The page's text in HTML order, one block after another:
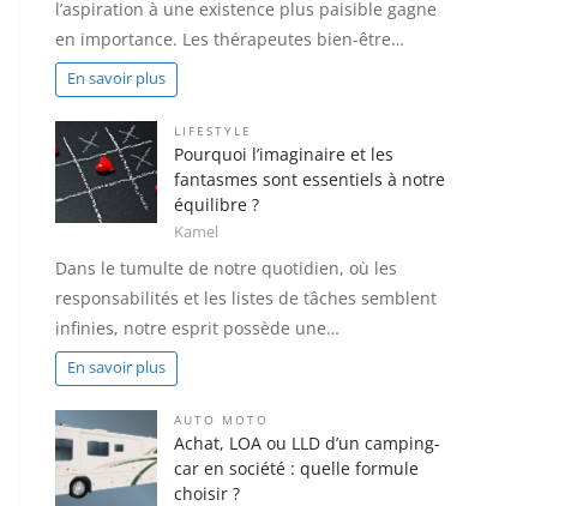
l’aspiration à une existence plus paisible gagne
en importance. Les thérapeutes bien-être…
En savoir plus
LIFESTYLE
Pourquoi l’imaginaire et les
fantasmes sont essentiels à notre
équilibre ?
Kamel
Dans le tumulte de notre quotidien, où les
responsabilités et les listes de tâches semblent
infinies, notre esprit possède une…
En savoir plus
AUTO MOTO
Achat, LOA ou LLD d’un camping-
car en société : quelle formule
choisir ?